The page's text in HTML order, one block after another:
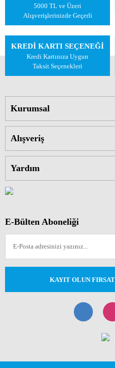
5000 TL ve Üzeri
Alışverişlerinizde Geçerli
KREDİ KARTI SEÇENEĞİ
Kredi Kartınıza Uygun
Taksit Seçenekleri
Kurumsal
Alışveriş
Yardım
E-Bülten Aboneliği
KAYIT OLUN